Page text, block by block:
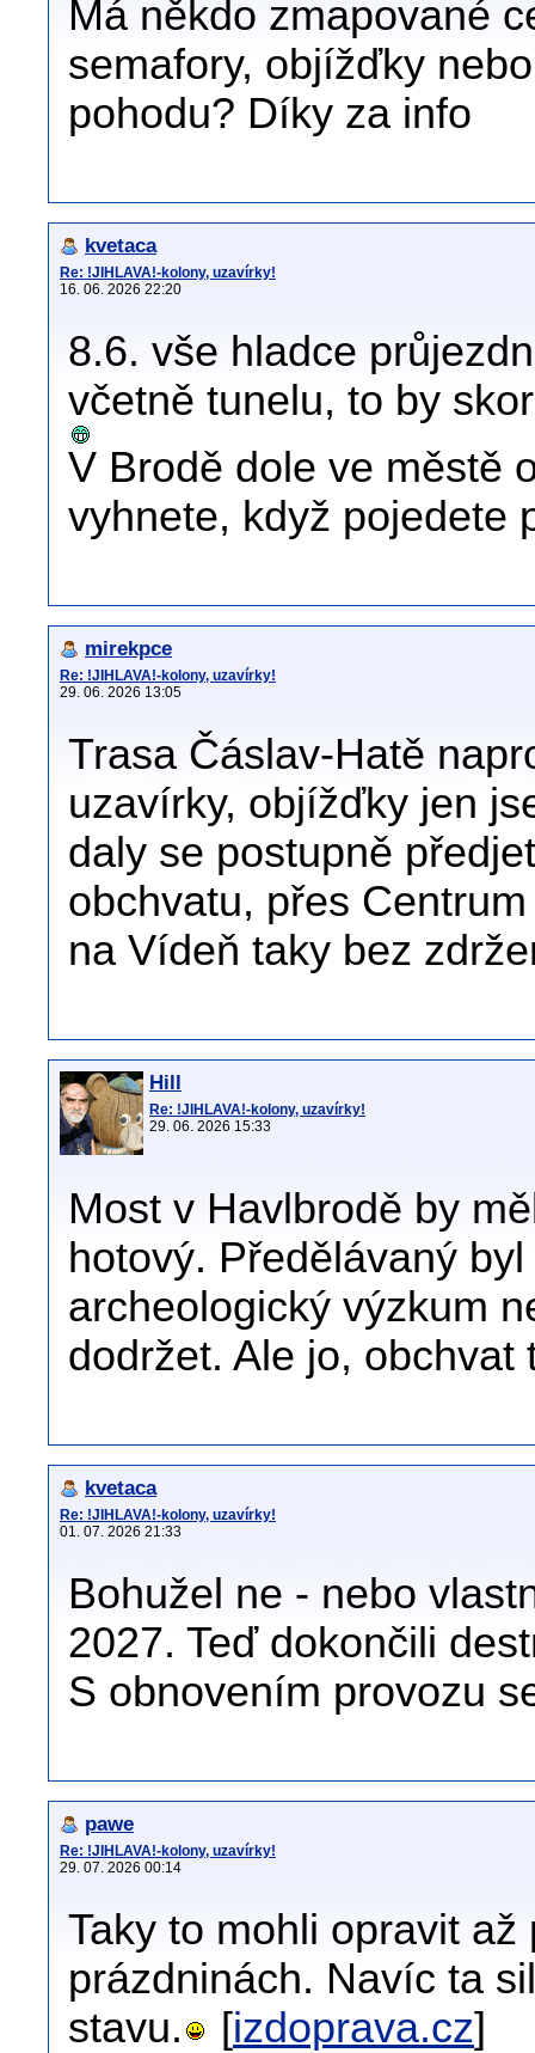
Má někdo zmapované
semafory, objížďky
pohodu? Díky za info
kvetaca
Re: !JIHLAVA!-kolony, uzavírky!
16. 06. 2026 22:20
8.6. vše hladce
včetně tunelu, to by
V Brodě dole ve městě
vyhnete, když pojedete
mirekpce
Re: !JIHLAVA!-kolony, uzavírky!
29. 06. 2026 13:05
Trasa Čáslav-Hatě
uzavírky, objížďky jen
daly se postupně
obchvatu, přes
na Vídeň taky bez
Hill
Re: !JIHLAVA!-kolony, uzavírky!
29. 06. 2026 15:33
Most v Havlbrodě by
hotový. Předělávaný
archeologický výzkum
dodržet. Ale jo, obchvat
kvetaca
Re: !JIHLAVA!-kolony, uzavírky!
01. 07. 2026 21:33
Bohužel ne - nebo
2027. Teď dokončili
S obnovením provozu
pawe
Re: !JIHLAVA!-kolony, uzavírky!
29. 07. 2026 00:14
Taky to mohli opravit
prázdninách. Navíc ta
stavu.
[izdoprava.cz]